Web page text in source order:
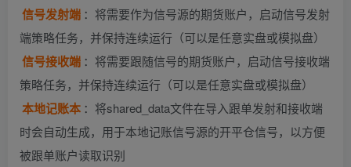
信号发射端 ：将需要作为信号源的期货账户，启动信号发射
端策略任务，并保持连续运行（可以是任意实盘或模拟盘）
信号接收端 ：将需要跟随信号的期货账户，启动信号接收端
策略任务，并保持连续运行（可以是任意实盘或模拟盘）
本地记账本 ：将shared_data文件在导入跟单发射和接收端
时会自动生成，用于本地记账信号源的开平仓信号，以方便
被跟单账户读取识别